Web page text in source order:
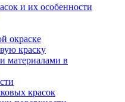
и их особенности
окраске
краску
материалами в
красок